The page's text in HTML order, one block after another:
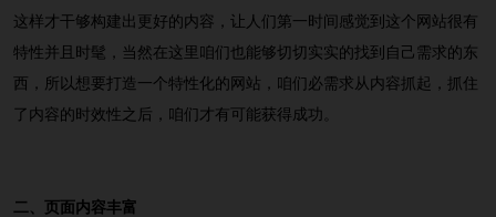
这样才干够构建出更好的内容，让人们第一时间感觉到这个网站很有
特性并且时髦，当然在这里咱们也能够切切实实的找到自己需求的东
西，所以想要打造一个特性化的网站，咱们必需求从内容抓起，抓住
了内容的时效性之后，咱们才有可能获得成功。
二、页面内容丰富